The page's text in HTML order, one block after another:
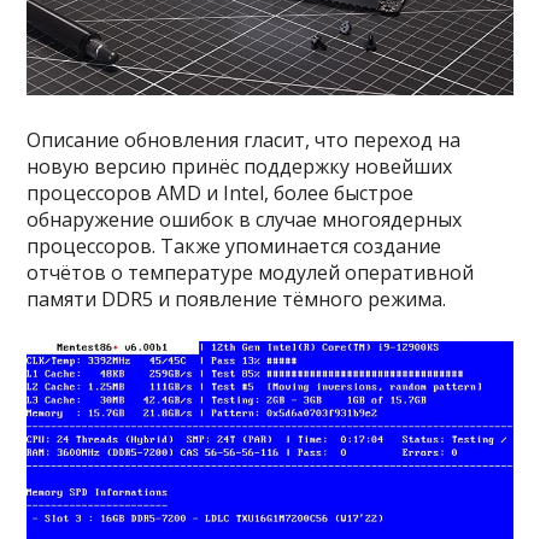
Описание обновления гласит, что переход на
новую версию принёс поддержку новейших
процессоров AMD и Intel, более быстрое
обнаружение ошибок в случае многоядерных
процессоров. Также упоминается создание
отчётов о температуре модулей оперативной
памяти DDR5 и появление тёмного режима.